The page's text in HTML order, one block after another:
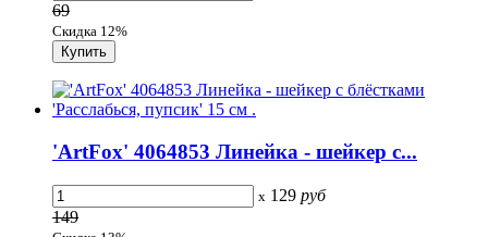
69
Скидка 12%
'ArtFox' 4064853 Линейка - шейкер с...
x 129 руб
149